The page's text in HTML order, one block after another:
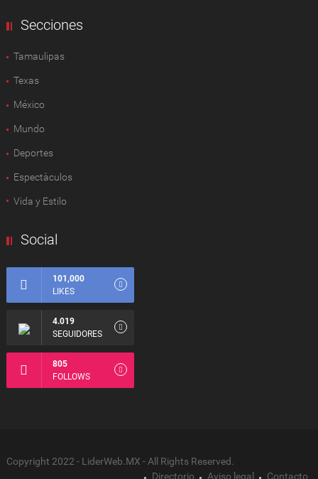
Secciones
Tamaulipas
Texas
México
Mundo
Deportes
Espectàculos
Vida y Estilo
Social
101,000
LIKES
4.019
SEGUIDORES
805
FOLLOWS
Copyright 2022 - LiderWeb.MX - All Rights Reserved.
Directorio
Aviso legal Contacto